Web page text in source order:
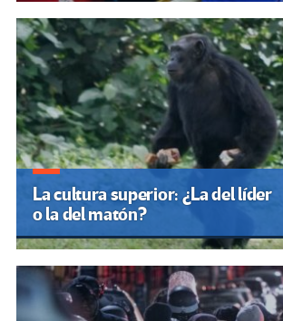
La cultura superior: ¿La del líder
o la del matón?